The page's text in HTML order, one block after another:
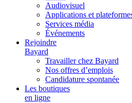
Audiovisuel
Applications et
Services média
Événements
Rejoindre
Bayard
Travailler chez Bayard
Nos offres d’emplois
Candidature spontanée
Les boutiques
en ligne